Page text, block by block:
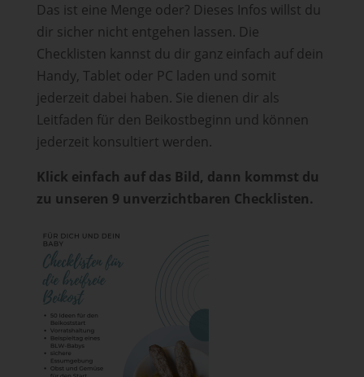
Das ist eine Menge oder? Dieses Infos willst du
dir sicher nicht entgehen lassen. Die
Checklisten kannst du dir ganz einfach auf dein
Handy, Tablet oder PC laden und somit
jederzeit dabei haben. Sie dienen dir als
Leitfaden für den Beikostbeginn und können
jederzeit konsultiert werden.
Klick einfach auf das Bild, dann kommst du
zu unseren 9 unverzichtbaren Checklisten.